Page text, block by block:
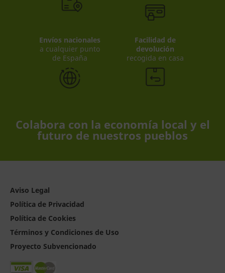
Envíos nacionales
a cualquier punto
de España
Facilidad de
devolución
recogida en casa
Colabora con la economía local y el
futuro de nuestros pueblos
Aviso Legal
Política de Privacidad
Política de Cookies
Términos y Condiciones de Uso
Proyecto Subvencionado